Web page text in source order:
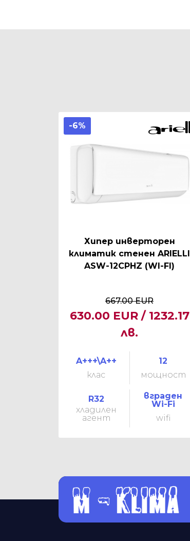
-6%
Хипер инверторен
климатик стенен ARIELLI
ASW-12CPHZ (WI-FI)
667.00 EUR
630.00 EUR / 1232.17
лв.
A+++\A++
клас
12
мощност
R32
хладилен
агент
вграден
Wi-Fi
wifi